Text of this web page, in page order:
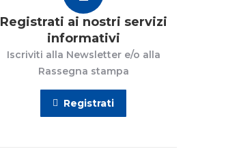
Registrati ai nostri servizi
informativi
Iscriviti alla Newsletter e/o alla
Rassegna stampa
Registrati